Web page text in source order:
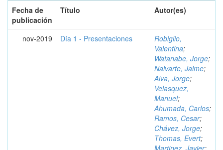
Fecha de
publicación
Título Autor(es)
nov-2019 Día 1 - Presentaciones
Robiglio,
Valentina;
Watanabe, Jorge;
Nalvarte, Jaime;
Alva, Jorge;
Velasquez,
Manuel;
Ahumada, Carlos;
Ramos, Cesar;
Chávez, Jorge;
Thomas, Evert;
Martinez, Javier;